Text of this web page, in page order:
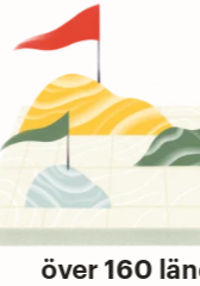
160 länder